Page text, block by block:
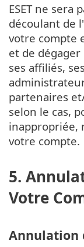
ESET ne sera
découlant de
votre compte
et de dégager
ses affiliés,
partenaires
selon le cas,
inappropriée,
votre compte.
5.
Votre
Annulation